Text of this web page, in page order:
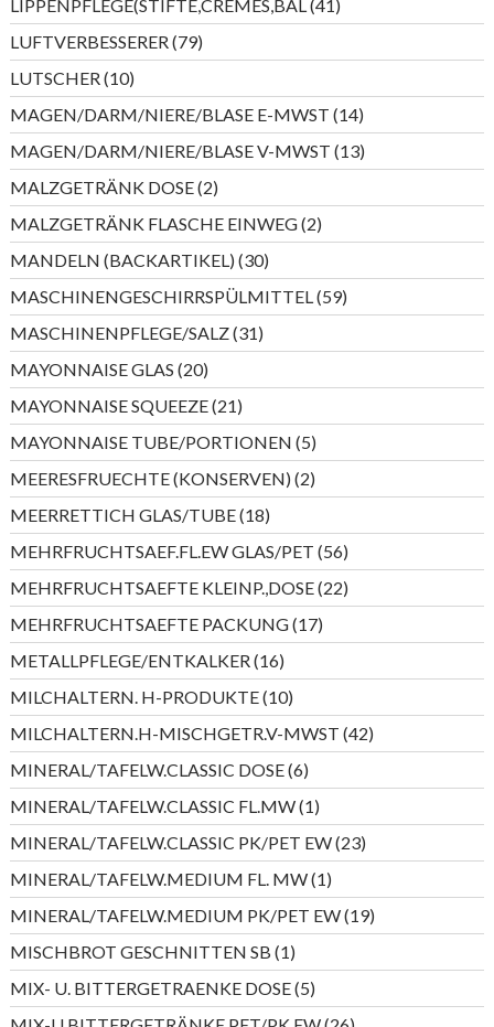
LIPPENPFLEGE(STIFTE,CREMES,BAL 41
Produkte
LUFTVERBESSERER 7979
Produkte
LUTSCHER 1010
Produkte
MAGEN/DARM/NIERE/BLASE E-MWST 1414
Produkte
MAGEN/DARM/NIERE/BLASE V-MWST 1313
Produkte
MALZGETRÄNK DOSE 22
Produkte
MALZGETRÄNK FLASCHE EINWEG 22
Produkte
MANDELN (BACKARTIKEL) 3030
Produkte
MASCHINENGESCHIRRSPÜLMITTEL 5959
Produkte
MASCHINENPFLEGE/SALZ 3131
Produkte
MAYONNAISE GLAS 2020
Produkte
MAYONNAISE SQUEEZE 2121
Produkte
MAYONNAISE TUBE/PORTIONEN 55
Produkte
MEERESFRUECHTE (KONSERVEN) 22
Produkte
MEERRETTICH GLAS/TUBE 1818
Produkte
MEHRFRUCHTSAEF.FL.EW GLAS/PET 5656
Produkte
MEHRFRUCHTSAEFTE KLEINP.,DOSE 2222
Produkte
MEHRFRUCHTSAEFTE PACKUNG 1717
Produkte
METALLPFLEGE/ENTKALKER 1616
Produkte
MILCHALTERN. H-PRODUKTE 1010
Produkte
MILCHALTERN.H-MISCHGETR.V-MWST 4242
Produkte
MINERAL/TAFELW.CLASSIC DOSE 66
Produkte
MINERAL/TAFELW.CLASSIC FL.MW 11
Produkt
MINERAL/TAFELW.CLASSIC PK/PET EW 2323
Produkte
MINERAL/TAFELW.MEDIUM FL. MW 11
Produkt
MINERAL/TAFELW.MEDIUM PK/PET EW 1919
Produkte
MISCHBROT GESCHNITTEN SB 11
Produkt
MIX- U. BITTERGETRAENKE DOSE 55
Produkte